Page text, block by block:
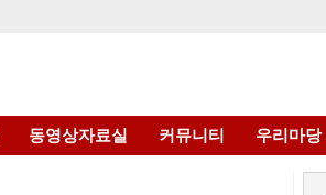
동영상자료실 커뮤니티 우리마당